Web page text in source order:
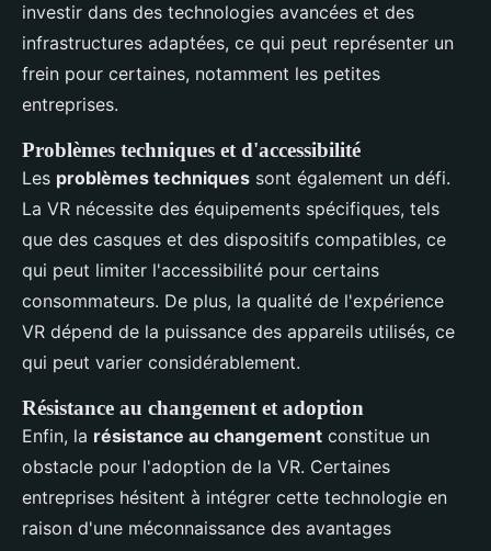
investir dans des technologies avancées et des
infrastructures adaptées, ce qui peut représenter un
frein pour certaines, notamment les petites
entreprises.
Problèmes techniques et d'accessibilité
Les problèmes techniques sont également un défi.
La VR nécessite des équipements spécifiques, tels
que des casques et des dispositifs compatibles, ce
qui peut limiter l'accessibilité pour certains
consommateurs. De plus, la qualité de l'expérience
VR dépend de la puissance des appareils utilisés, ce
qui peut varier considérablement.
Résistance au changement et adoption
Enfin, la résistance au changement constitue un
obstacle pour l'adoption de la VR. Certaines
entreprises hésitent à intégrer cette technologie en
raison d'une méconnaissance des avantages